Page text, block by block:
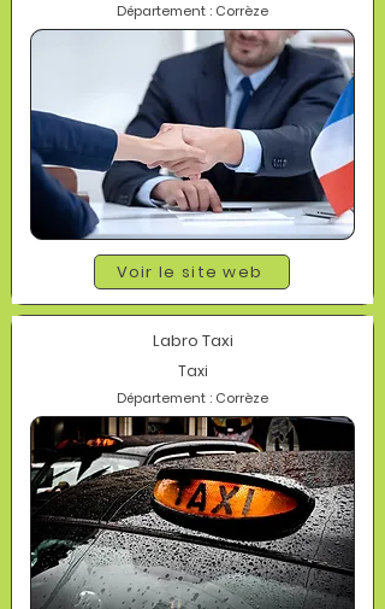
Département : Corrèze
Voir le site web
Labro Taxi
Taxi
Département : Corrèze